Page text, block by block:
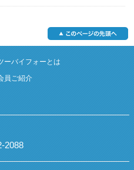
ーバイフォーとは
員ご紹介
2088